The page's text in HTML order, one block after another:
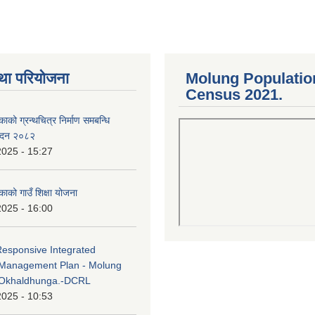
परियोजना
ग्रन्थचित्र निर्माण समबन्धि
२०८२
- 15:27
गाउँ शिक्षा योजना
- 16:00
Integrated
Plan - Molung
DCRL
- 10:53
Molung
Census 2021.